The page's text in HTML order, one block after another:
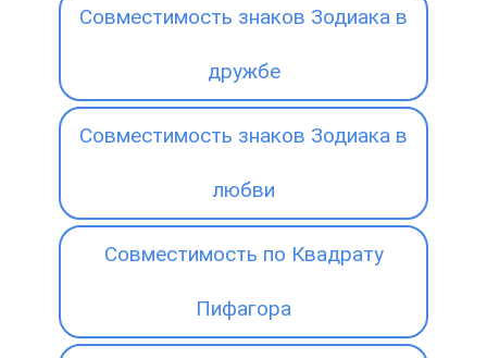
Совместимость знаков Зодиака в
дружбе
Совместимость знаков Зодиака в
любви
Совместимость по Квадрату
Пифагора